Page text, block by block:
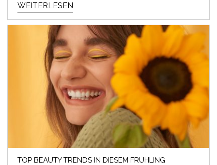
WEITERLESEN
TOP BEAUTY TRENDS IN DIESEM FRÜHLING